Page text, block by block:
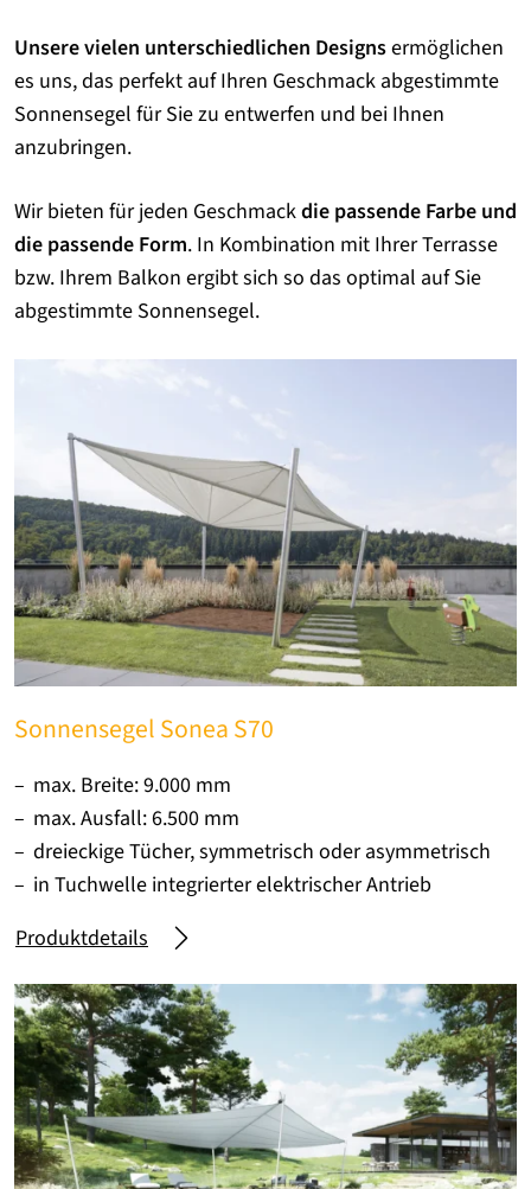
Unsere vielen unterschiedlichen Designsermöglichen
es uns, das perfekt auf Ihren Geschmack abgestimmte
Sonnensegel für Sie zu entwerfen und bei Ihnen
anzubringen.
Wir bieten für jeden Geschmackdie passende Farbe und
die passende Form. In Kombination mit Ihrer Terrasse
bzw. Ihrem Balkon ergibt sich so das optimal auf Sie
abgestimmte Sonnensegel.
Sonnensegel Sonea S70
max. Breite: 9.000 mm
max. Ausfall: 6.500 mm
dreieckige Tücher, symmetrisch oder asymmetrisch
in Tuchwelle integrierter elektrischer Antrieb
Produktdetails